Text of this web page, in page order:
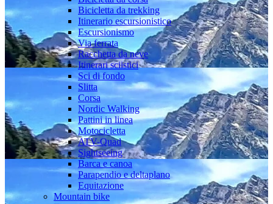
Bicicletta da trekking
Itinerario escursionistico
Escursionismo
Via ferrata
Racchetta da neve
Itinerari sciistici
Sci di fondo
Slitta
Corsa
Nordic Walking
Pattini in linea
Motocicletta
ATV-Quad
Sightseeing
Barca e canoa
Parapendio e deltaplano
Equitazione
Mountain bike